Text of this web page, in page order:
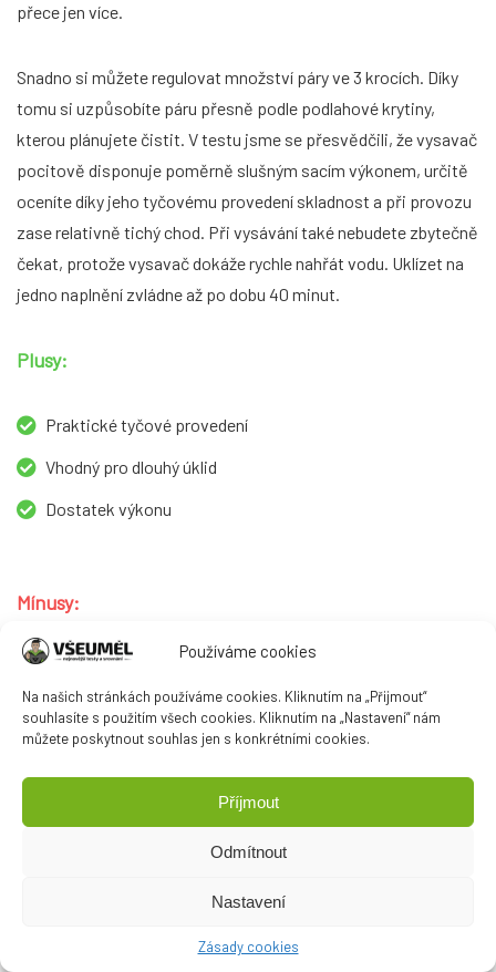
Používáme cookies
Na našich stránkách používáme cookies. Kliknutím na „Přijmout“
souhlasíte s použitím všech cookies. Kliknutím na „Nastavení“ nám
můžete poskytnout souhlas jen s konkrétními cookies.
Příjmout
Odmítnout
Nastavení
Zásady cookies
přece jen více.
Snadno si můžete regulovat množství páry ve 3 krocích. Díky
tomu si uzpůsobíte páru přesně podle podlahové krytiny,
kterou plánujete čistit. V testu jsme se přesvědčili, že vysavač
pocitově disponuje poměrně slušným sacím výkonem, určitě
oceníte díky jeho tyčovému provedení skladnost a při provozu
zase relativně tichý chod. Při vysávání také nebudete zbytečně
čekat, protože vysavač dokáže rychle nahřát vodu. Uklízet na
jedno naplnění zvládne až po dobu 40 minut.
Plusy:
Praktické tyčové provedení
Vhodný pro dlouhý úklid
Dostatek výkonu
Mínusy:
Vyšší hmotnost do ruky
Porovnat ceny